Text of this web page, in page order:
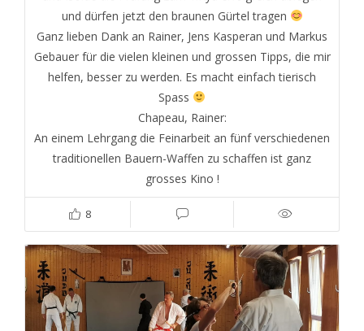
und dürfen jetzt den braunen Gürtel tragen
Ganz lieben Dank an Rainer, Jens Kasperan und Markus
Gebauer für die vielen kleinen und grossen Tipps, die mir
helfen, besser zu werden. Es macht einfach tierisch
Spass
Chapeau, Rainer:
An einem Lehrgang die Feinarbeit an fünf verschiedenen
traditionellen Bauern-Waffen zu schaffen ist ganz
grosses Kino !
8